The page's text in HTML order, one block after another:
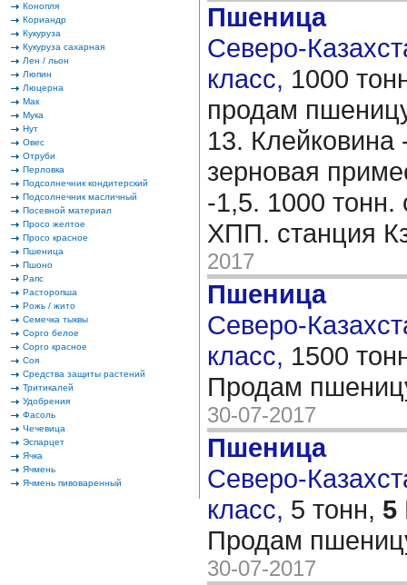
Конопля
Кориандр
Кукуруза
Кукуруза сахарная
Лен / льон
Люпин
Люцерна
Мак
Мука
Нут
Овес
Отруби
Перловка
Подсолнечник кондитерский
Подсолнечник масличный
Посевной материал
Просо желтое
Просо красное
Пшеница
Пшоно
Рапс
Расторопша
Рожь / жито
Семечка тыквы
Сорго белое
Сорго красное
Соя
Средства защиты растений
Тритикалей
Удобрения
Фасоль
Чечевица
Эспарцет
Ячка
Ячмень
Ячмень пивоваренный
Пшеница
Северо-
класс, 1000
продам
13. Клейковина
зерновая
-1,5. 1000 тонн.
ХПП. станция
2017
Пшеница
Северо-
класс, 1500
Продам
30-07-2017
Пшеница
Северо-
класс, 5 тонн, 5
Продам
30-07-2017